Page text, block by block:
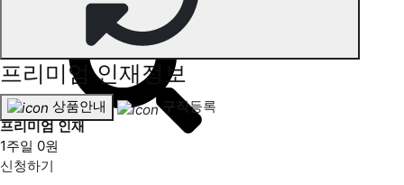
프리미엄 인재정보
상품안내
구직등록
프리미엄 인재
1주일 0원
신청하기